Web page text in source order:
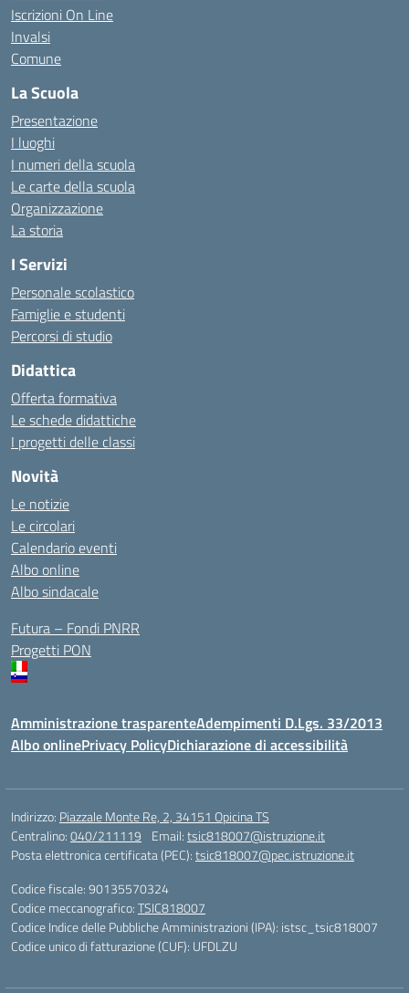
Iscrizioni On Line
Invalsi
Comune
La Scuola
Presentazione
I luoghi
I numeri della scuola
Le carte della scuola
Organizzazione
La storia
I Servizi
Personale scolastico
Famiglie e studenti
Percorsi di studio
Didattica
Offerta formativa
Le schede didattiche
I progetti delle classi
Novità
Le notizie
Le circolari
Calendario eventi
Albo online
Albo sindacale
Futura – Fondi PNRR
Progetti PON
Amministrazione trasparenteAdempimenti D.Lgs. 33/2013
Albo onlinePrivacy PolicyDichiarazione di accessibilità
Indirizzo: Piazzale Monte Re, 2, 34151 Opicina TS
Centralino:040/211119 Email:tsic818007@istruzione.it
Posta elettronica certificata (PEC):tsic818007@pec.istruzione.it
Codice fiscale: 90135570324
Codice meccanografico:TSIC818007
Codice Indice delle Pubbliche Amministrazioni (IPA): istsc_tsic818007
Codice unico di fatturazione (CUF): UFDLZU